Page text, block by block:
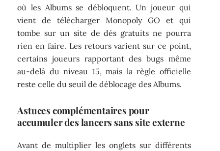
où les Albums se débloquent. Un joueur qui
vient de télécharger Monopoly GO et qui
tombe sur un site de dés gratuits ne pourra
rien en faire. Les retours varient sur ce point,
certains joueurs rapportant des bugs même
au-delà du niveau 15, mais la règle officielle
reste celle du seuil de déblocage des Albums.
Astuces complémentaires pour
accumuler des lancers sans site externe
Avant de multiplier les onglets sur différents